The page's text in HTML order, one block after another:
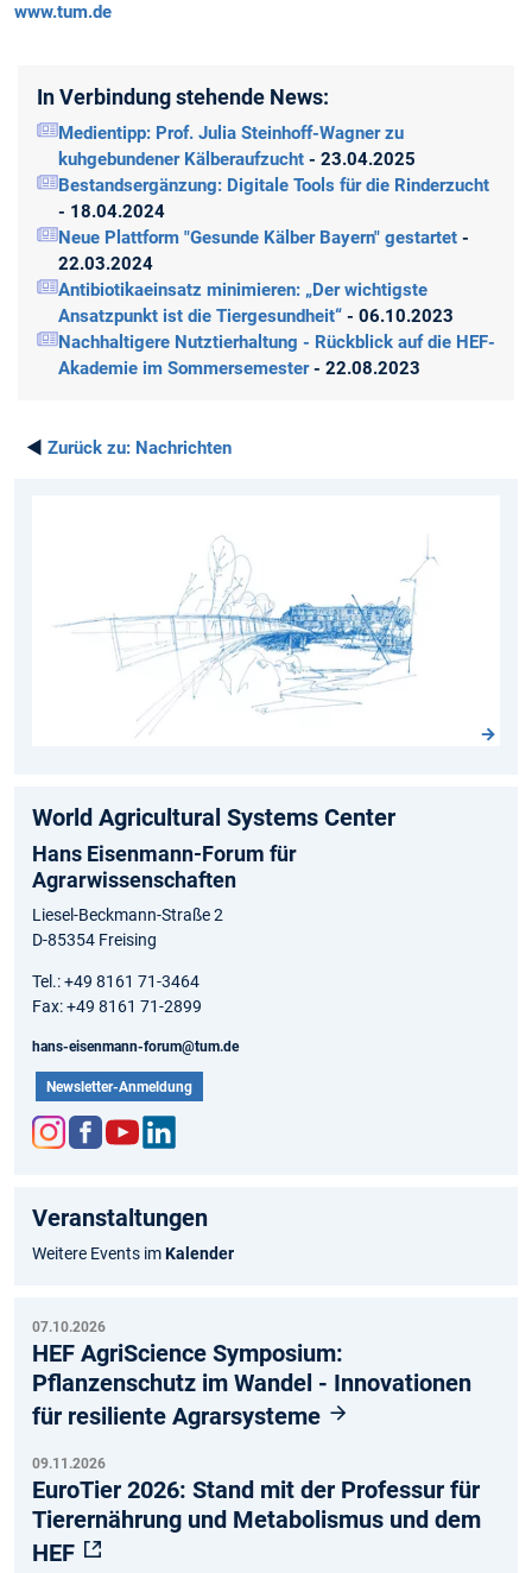
www.tum.de
In Verbindung stehende News:
Medientipp: Prof. Julia Steinhoff-Wagner zu
kuhgebundener Kälberaufzucht - 23.04.2025
Bestandsergänzung: Digitale Tools für die Rinderzucht
- 18.04.2024
Neue Plattform "Gesunde Kälber Bayern" gestartet -
22.03.2024
Antibiotikaeinsatz minimieren: „Der wichtigste
Ansatzpunkt ist die Tiergesundheit“ - 06.10.2023
Nachhaltigere Nutztierhaltung - Rückblick auf die HEF-
Akademie im Sommersemester- 22.08.2023
◄ Zurück zu: Nachrichten
World Agricultural Systems Center
Hans Eisenmann-Forum für
Agrarwissenschaften
Liesel-Beckmann-Straße 2
D-85354 Freising
Tel.: +49 8161 71-3464
Fax: +49 8161 71-2899
hans-eisenmann-forum@tum.de
Newsletter-Anmeldung
am
ok
e
Veranstaltungen
Weitere Events imKalender
07.10.2026
HEF AgriScience Symposium:
Pflanzenschutz im Wandel - Innovationen
für resiliente Agrarsysteme
09.11.2026
EuroTier 2026: Stand mit der Professur für
Tierernährung und Metabolismus und dem
HEF